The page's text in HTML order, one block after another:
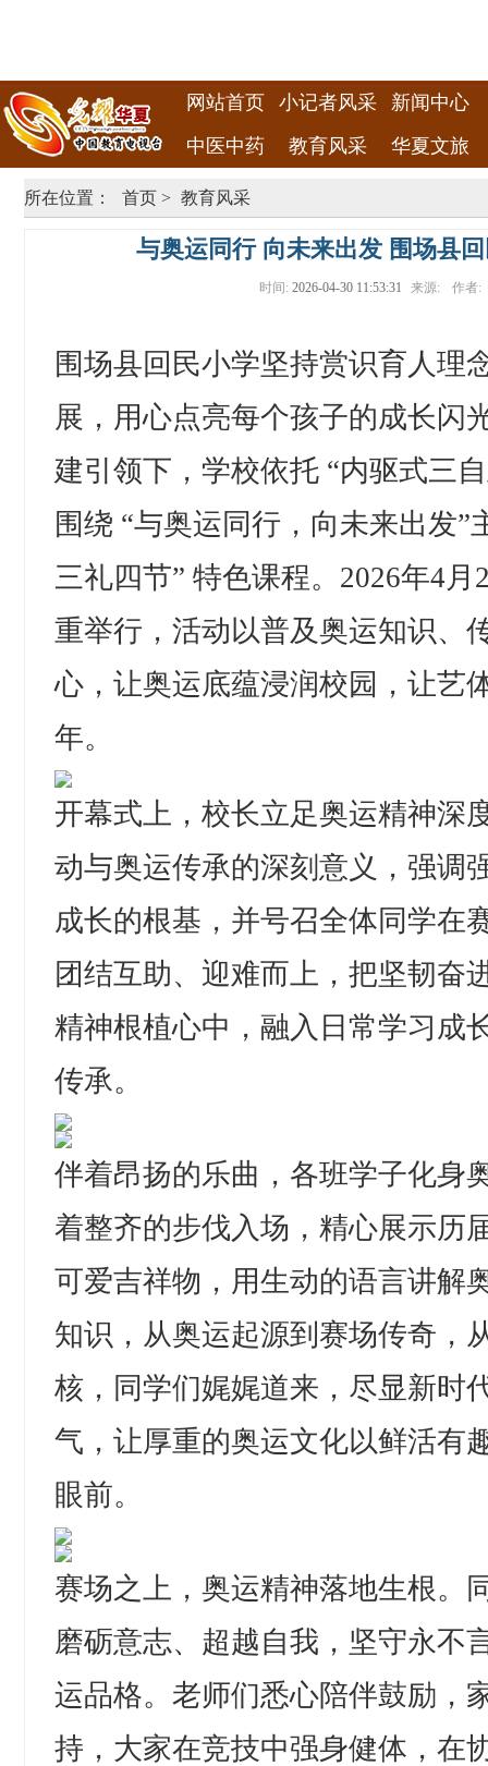
网站首页 小记者风采
新闻中心
中医中药
教育风采 华夏文旅
所在位置： 首页 > 教育风采
与奥运同行 向未来出发 围场县
时间: 2026-04-30 11:53:31 来源: 作者:
围场县回民小学坚持赏识育人理
展，用心点亮每个孩子的成长闪
建引领下，学校依托 “内驱式三
围绕 “与奥运同行，向未来出发”
三礼四节” 特色课程。2026年4
重举行，活动以普及奥运知识、
心，让奥运底蕴浸润校园，让艺
年。
开幕式上，校长立足奥运精神深
动与奥运传承的深刻意义，强调
成长的根基，并号召全体同学在
团结互助、迎难而上，把坚韧奋
精神根植心中，融入日常学习成
传承。
伴着昂扬的乐曲，各班学子化身
着整齐的步伐入场，精心展示历
可爱吉祥物，用生动的语言讲解
知识，从奥运起源到赛场传奇，
核，同学们娓娓道来，尽显新时
气，让厚重的奥运文化以鲜活有
眼前。
赛场之上，奥运精神落地生根。
磨砺意志、超越自我，坚守永不
运品格。老师们悉心陪伴鼓励，
持，大家在竞技中强身健体，在